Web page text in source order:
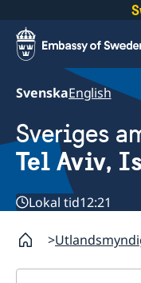
SvenskaEnglish
Sveriges
Tel Aviv,
Lokal tid12:21